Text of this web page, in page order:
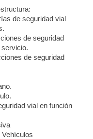
de seguridad vial
de seguridad
de seguridad
vial en función